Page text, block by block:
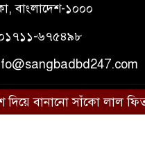
বাংলাদেশ-১০০০
৬৭৫৪৯৮
বানানো সাঁকো লাল ফিতা